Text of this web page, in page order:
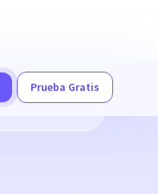
Prueba Gratis